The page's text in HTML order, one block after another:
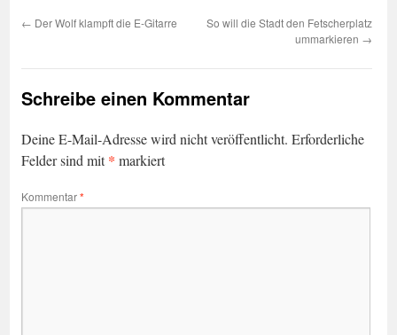
← Der Wolf klampft die E-Gitarre
So will die Stadt den Fetscherplatz
ummarkieren →
Schreibe einen Kommentar
Deine E-Mail-Adresse wird nicht veröffentlicht. Erforderliche
Felder sind mit* markiert
Kommentar*